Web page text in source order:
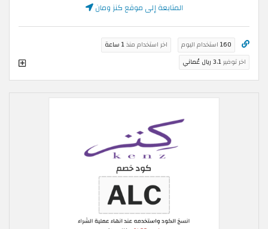
المتابعة إلى موقع كنز ومان
160 استخدام اليوم اخر استخدام منذ1 ساعة
اخر توفير3.1 ريال عُماني